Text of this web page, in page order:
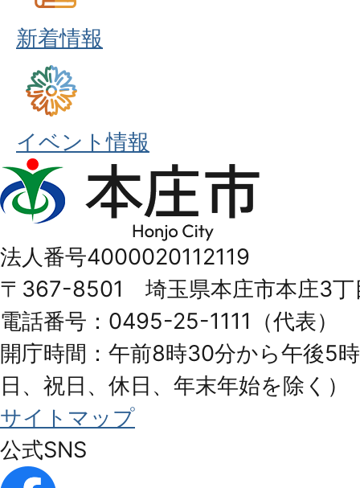
新着情報
イベント情報
本
庄
Honjo
City
法人番号4000020112119
〒367-8501 埼玉県本庄市本庄3丁
電話番号：0495-25-1111（代表）
開庁時間：午前8時30分から午後5
日、祝日、休日、年末年始を除く）
サイトマップ
公式SNS